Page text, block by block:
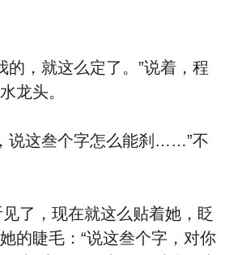
，就这么定了。”说着，程
龙头。
说这叁个字怎么能刹……”不
了，现在就这么贴着她，眨
的睫毛：“说这叁个字，对你